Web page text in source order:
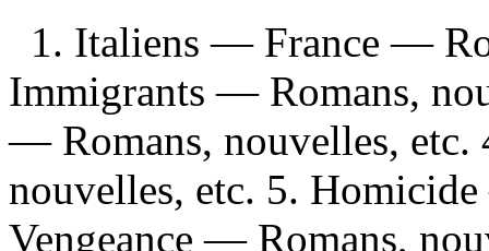
1. Italiens — France —
Immigrants — Romans,
— Romans, nouvelles,
nouvelles, etc. 5.
Vengeance — Romans,